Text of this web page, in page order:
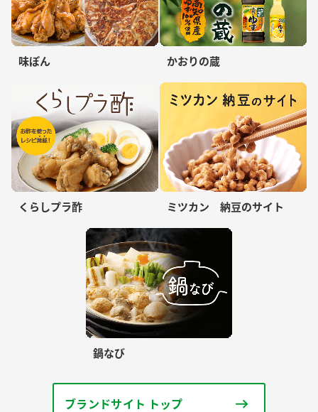
味ぽん かおりの蔵
くらしプラ酢 ミツカン 納豆のサイト
鍋なび
ブランドサイト トップ